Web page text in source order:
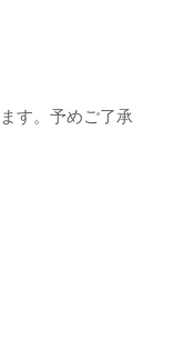
す。予めご了承